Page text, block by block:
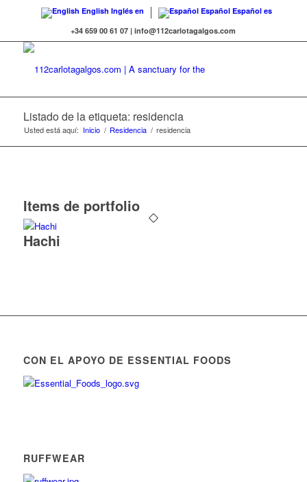
English Inglés en Español Español es
+34 659 00 61 07 | info@112carlotagalgos.com
Listado de la etiqueta: residencia
Usted está aquí: Inicio / Residencia / residencia
Items de portfolio
Hachi
CON EL APOYO DE ESSENTIAL FOODS
RUFFWEAR